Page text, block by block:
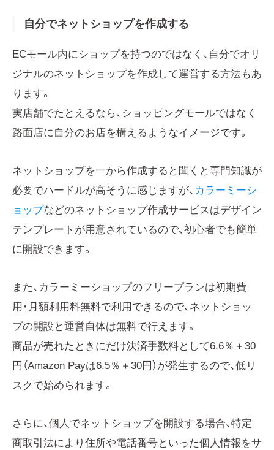
自分でネットショップを作成する
ECモール内にショップを持つのではなく、自分でオリ
ジナルのネットショップを作成して運営する方法もあ
ります。
実店舗でたとえるなら、ショッピングモールではなく
路面店に自分のお店を構えるようなイメージです。
ネットショップを一から作成すると聞くと専門知識が
必要でハードルが高そうに感じますが、 カラーミーシ
ョップなどのネットショップ作成サービスはデザイン
テンプレートが用意されているので、初心者でも簡単
に開設できます。
また、カラーミーショップのフリープランは初期費
用・月額利用料無料で利用できるので、ネットショッ
プの開設と運営自体は無料で行えます。
商品が売れたときにだけ決済手数料として6.6％＋30
円（Amazon Payは6.5％＋30円）が発生するので、低リ
スクで始められます。
さらに、個人でネットショップを開設する場合、特定
商取引法により住所や電話番号といった個人情報をサ